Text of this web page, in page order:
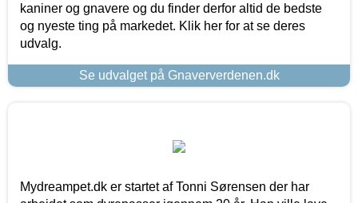
kaniner og gnavere og du finder derfor altid de bedste
og nyeste ting på markedet. Klik her for at se deres
udvalg.
Se udvalget på Gnaververdenen.dk
Mydreampet.dk er startet af Tonni Sørensen der har